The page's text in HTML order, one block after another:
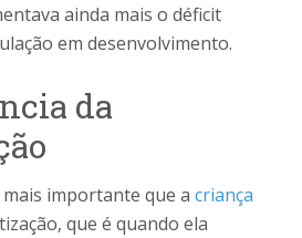
ainda mais o déficit
em desenvolvimento.
da
importante que a criança
que é quando ela